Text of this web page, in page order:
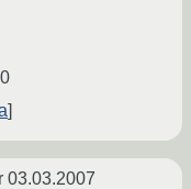
03.03.2007